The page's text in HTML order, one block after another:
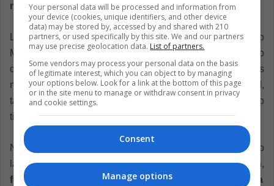
mostrando las innovaciones de los jóvenes.
La Conabiomostró su experiencia virtual sobre Puerto
Morelos, Yucatán, desarrollando un recorrido por el fondo
del mar con gran precisión. No solo recrearon las especies
marinas y todos los aspectos geográficos con fidelidad,
también integraron información para aprender al mismo
tiempo.
Numerosos expertos dieron conferencias y talleres a lo
largo del festival, entre los que destacó Abel Kavanagh,
fotógrafo irlandés que ha trabajado de la mano de la
Your personal data will be processed and information from
your device (cookies, unique identifiers, and other device
data) may be stored by, accessed by and shared with 210
partners, or used specifically by this site. We and our partners
may use precise geolocation data. List of partners.
Some vendors may process your personal data on the basis
of legitimate interest, which you can object to by managing
your options below. Look for a link at the bottom of this page
or in the site menu to manage or withdraw consent in privacy
and cookie settings.
Consent
Manage options